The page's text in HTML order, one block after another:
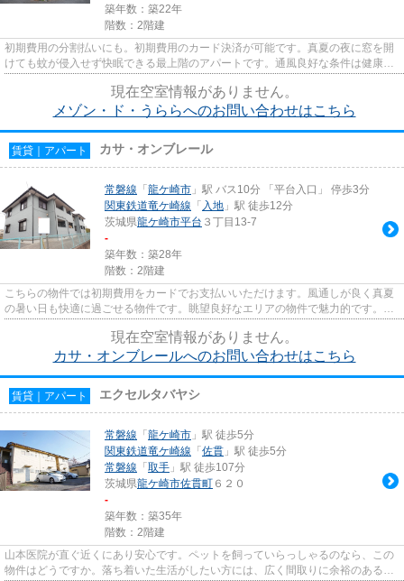
築年数：築22年
階数：2階建
初期費用の分割払いにも。初期費用のカード決済が可能です。真夏の夜に窓を開
けても蚊が侵入せず快眠できる最上階のアパートです。通風良好な条件は健康面
現在空室情報がありません。
メゾン・ド・うららへのお問い合わせはこちら
賃貸｜アパート カサ・オンブレール
常磐線 「 龍ケ崎市 」駅 バス10分 「平台入口」 停歩3分
関東鉄道竜ケ崎線 「 入地 」駅 徒歩12分
茨城県龍ケ崎市平台 ３丁目13-7
-
築年数：築28年
階数：2階建
こちらの物件では初期費用をカードでお支払いいただけます。風通しが良く真夏
の暑い日も快適に過ごせる物件です。眺望良好なエリアの物件で魅力的です。バ
現在空室情報がありません。
カサ・オンブレールへのお問い合わせはこちら
賃貸｜アパート エクセルタバヤシ
常磐線 「 龍ケ崎市 」駅 徒歩5分
関東鉄道竜ケ崎線 「 佐貫 」駅 徒歩5分
常磐線 「 取手 」駅 徒歩107分
茨城県龍ケ崎市佐貫町 ６２０
-
築年数：築35年
階数：2階建
山本医院が直ぐ近くにあり安心です。ペットを飼っていらっしゃるのなら、この
物件はどうですか。落ち着いた生活がしたい方には、広く間取りに余裕のある